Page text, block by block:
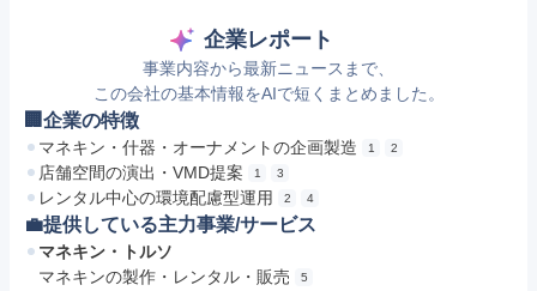
企業レポート
事業内容から最新ニュースまで、
この会社の基本情報をAIで短くまとめました。
🏢企業の特徴
マネキン・什器・オーナメントの企画製造 1 2
店舗空間の演出・VMD提案 1 3
レンタル中心の環境配慮型運用 2 4
💼提供している主力事業/サービス
マネキン・トルソ
マネキンの製作・レンタル・販売
5